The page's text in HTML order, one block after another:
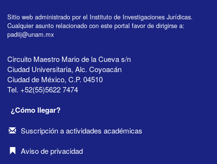
Sitio web administrado por el Instituto de Investigaciones Jurídicas.
Cualquier asunto relacionado con este portal favor de dirigirse a:
padiij@unam.mx
Circuito Maestro Mario de la Cueva s/n
Ciudad Universitaria, Alc. Coyoacán
Ciudad de México, C.P. 04510
Tel. +52(55)5622 7474
¿Cómo llegar?
Suscripción a actividades académicas
Aviso de privacidad